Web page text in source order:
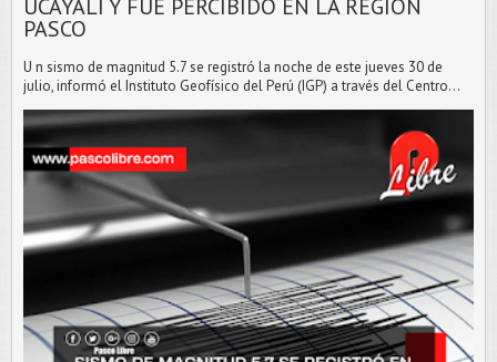
UCAYALI Y FUE PERCIBIDO EN LA REGIÓN
PASCO
U n sismo de magnitud 5.7 se registró la noche de este jueves 30 de
julio, informó el Instituto Geofísico del Perú (IGP) a través del Centro...